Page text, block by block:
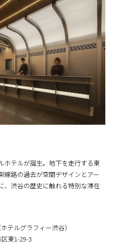
ホテルが誕生。地下を走行する東
線路の過去が空間デザインとアー
、渋谷の歴史に触れる特別な滞在
テルグラフィー渋谷）
東1-29-3